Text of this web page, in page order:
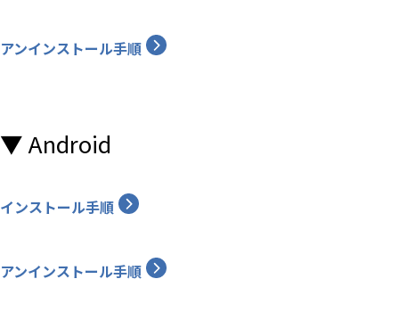
​アンインストール手順
▼ Android
インストール手順
アンインストール手順